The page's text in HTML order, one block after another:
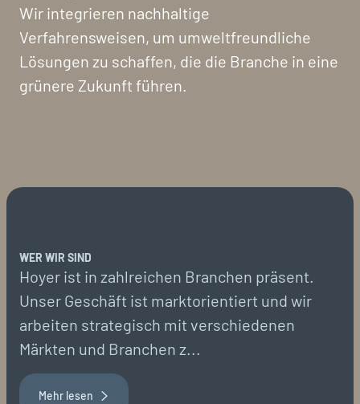
Wir integrieren nachhaltige
Verfahrensweisen, um umweltfreundliche
Lösungen zu schaffen, die die Branche in eine
grünere Zukunft führen.
WER WIR SIND
Hoyer ist in zahlreichen Branchen präsent.
Unser Geschäft ist marktorientiert und wir
arbeiten strategisch mit verschiedenen
Märkten und Branchen z...
Mehr lesen